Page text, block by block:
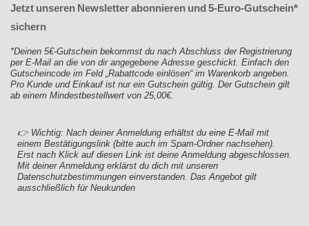
Jetzt unseren Newsletter abonnieren und 5-Euro-Gutschein*
sichern
*Deinen 5€-Gutschein bekommst du nach Abschluss der Registrierung
per E-Mail an die von dir angegebene Adresse geschickt. Einfach den
Gutscheincode im Feld „Rabattcode einlösen“ im Warenkorb angeben.
Pro Kunde und Einkauf ist nur ein Gutschein gültig. Der Gutschein gilt
ab einem Mindestbestellwert von 25,00€.
👉 Wichtig: Nach deiner Anmeldung erhältst du eine E-Mail mit
einem Bestätigungslink (bitte auch im Spam-Ordner nachsehen).
Erst nach Klick auf diesen Link ist deine Anmeldung abgeschlossen.
Mit deiner Anmeldung erklärst du dich mit unseren
Datenschutzbestimmungen einverstanden. Das Angebot gilt
ausschließlich für Neukunden